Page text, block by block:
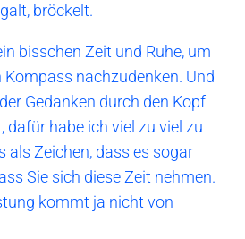
bröckelt.
bisschen Zeit und Ruhe, um
Kompass nachzudenken. Und
Gedanken durch den Kopf
dafür habe ich viel zu viel zu
als Zeichen, dass es sogar
Sie sich diese Zeit nehmen.
kommt ja nicht von